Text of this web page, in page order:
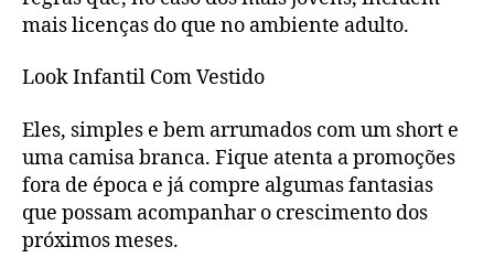
mais licenças do que no ambiente adulto.
Look Infantil Com Vestido
Eles, simples e bem arrumados com um short e
uma camisa branca. Fique atenta a promoções
fora de época e já compre algumas fantasias
que possam acompanhar o crescimento dos
próximos meses.